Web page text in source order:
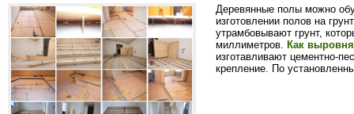
Деревянные полы можно
изготовлении полов на
утрамбовывают грунт,
миллиметров. Как
изготавливают цементно-
крепление. По